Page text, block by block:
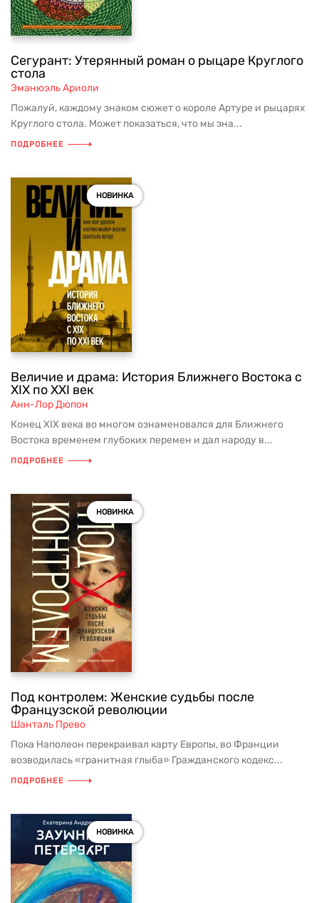
Сегурант: Утерянный роман о рыцаре Круглого
стола
Эманюэль Ариоли
Пожалуй, каждому знаком сюжет о короле Артуре и рыцарях
Круглого стола. Может показаться, что мы зна...
ПОДРОБНЕЕ
НОВИНКА
Величие и драма: История Ближнего Востока с
XIX по XXI век
Анн-Лор Дюпон
Конец XIX века во многом ознаменовался для Ближнего
Востока временем глубоких перемен и дал народу в...
ПОДРОБНЕЕ
НОВИНКА
Под контролем: Женские судьбы после
Французской революции
Шанталь Прево
Пока Наполеон перекраивал карту Европы, во Франции
возводилась «гранитная глыба» Гражданского кодекс...
ПОДРОБНЕЕ
НОВИНКА